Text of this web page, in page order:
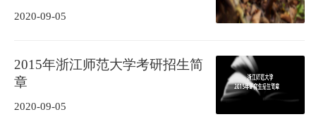
2020-09-05
2015年浙江师范大学考研招生简
章
2020-09-05